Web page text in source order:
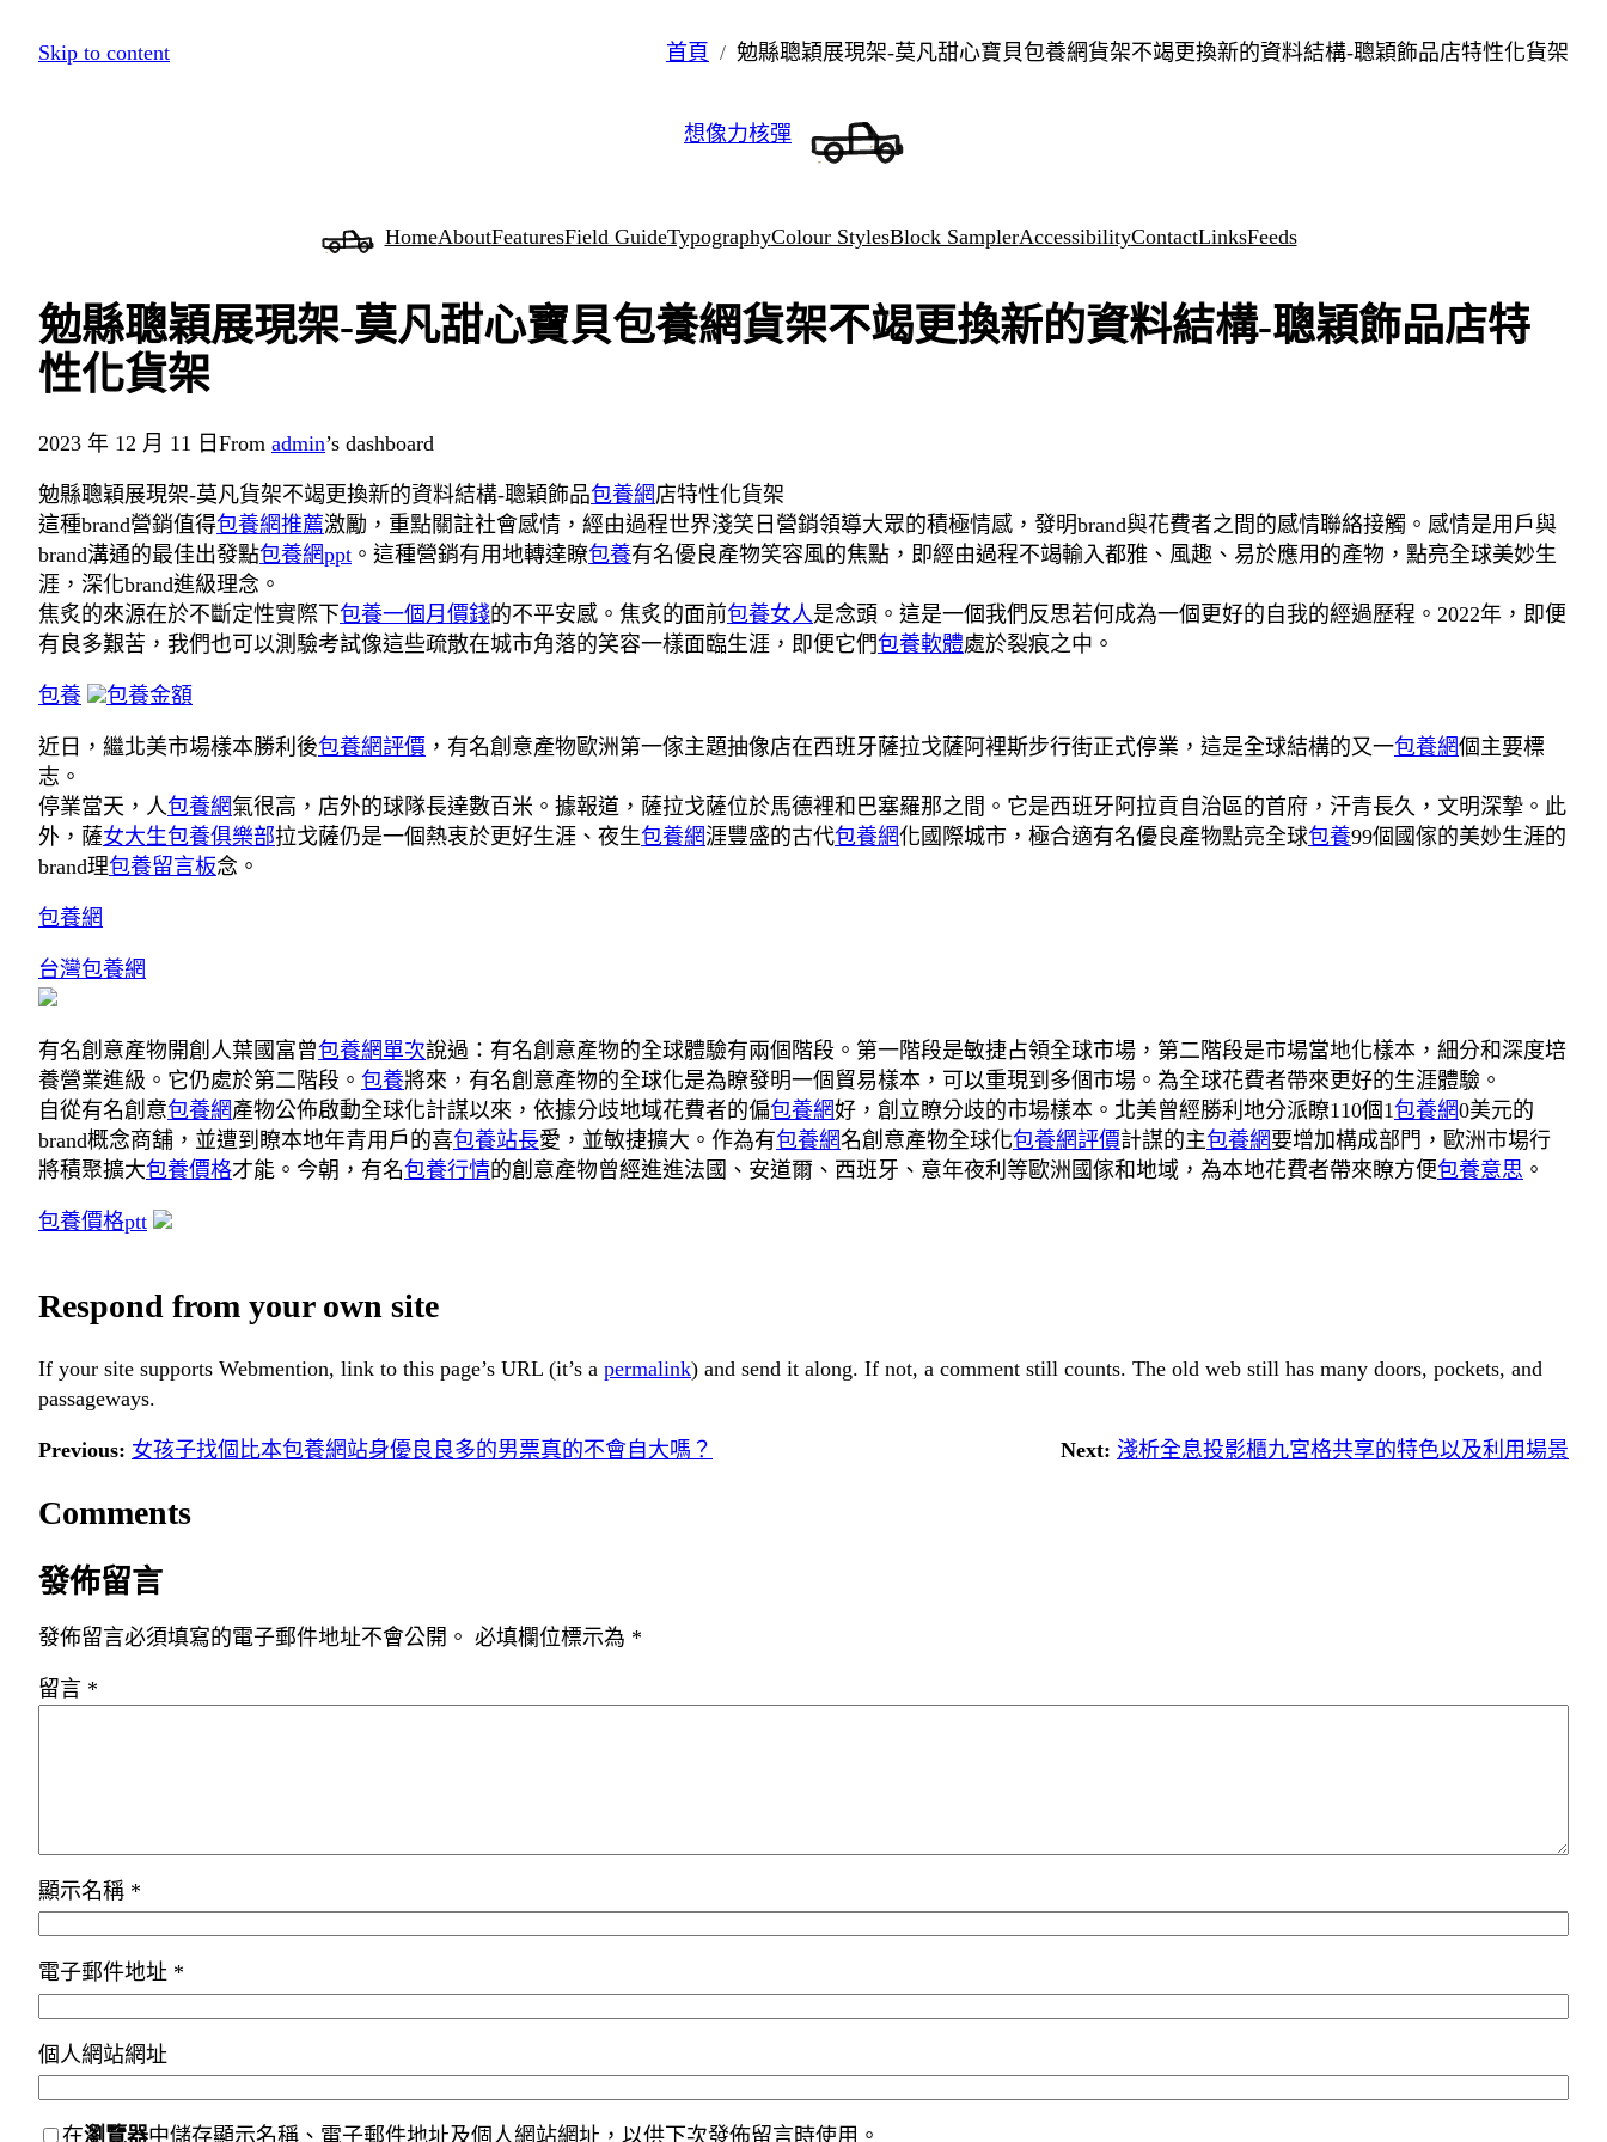
跳
Skip to content 首頁 勉縣聰穎展現架-莫凡甜心寶貝包養網貨架不竭更換新的資料結構-聰穎飾品店特性化貨架
想像力核彈
HomeAboutFeaturesField GuideTypographyColour StylesBlock SamplerAccessibilityContactLinksFeeds
勉縣聰穎展現架-莫凡甜心寶貝包養網貨架不竭更換新的資料結構-聰穎飾品店特
性化貨架
2023 年 12 月 11 日 From admin’s dashboard
勉縣聰穎展現架-莫凡貨架不竭更換新的資料結構-聰穎飾品包養網店特性化貨架
這種brand營銷值得包養網推薦激勵，重點關註社會感情，經由過程世界淺笑日營銷領導大眾的積極情感，發明brand與花費者之間的感情聯絡接觸。感情是用戶與
brand溝通的最佳出發點包養網ppt 。這種營銷有用地轉達瞭包養有名優良產物笑容風的焦點，即經由過程不竭輸入都雅、風趣、易於應用的產物，點亮全球美妙生
涯，深化brand進級理念。
焦炙的來源在於不斷定性實際下包養一個月價錢的不平安感。焦炙的面前包養女人是念頭。這是一個我們反思若何成為一個更好的自我的經過歷程。2022年，即便
有良多艱苦，我們也可以測驗考試像這些疏散在城市角落的笑容一樣面臨生涯，即便它們包養軟體處於裂痕之中。
包養 包養金額
近日，繼北美市場樣本勝利後包養網評價 ，有名創意產物歐洲第一傢主題抽像店在西班牙薩拉戈薩阿裡斯步行街正式停業，這是全球結構的又一包養網個主要標
志。
停業當天，人包養網氣很高，店外的球隊長達數百米。據報道，薩拉戈薩位於馬德裡和巴塞羅那之間。它是西班牙阿拉貢自治區的首府，汗青長久，文明深摯。此
外，薩女大生包養俱樂部拉戈薩仍是一個熱衷於更好生涯、夜生包養網涯豐盛的古代包養網化國際城市，極合適有名優良產物點亮全球包養99個國傢的美妙生涯的
brand理包養留言板念。
包養網
台灣包養網
有名創意產物開創人葉國富曾包養網單次說過：有名創意產物的全球體驗有兩個階段。第一階段是敏捷占領全球市場，第二階段是市場當地化樣本，細分和深度培
養營業進級。它仍處於第二階段。 包養將來，有名創意產物的全球化是為瞭發明一個貿易樣本，可以重現到多個市場。為全球花費者帶來更好的生涯體驗。
自從有名創意包養網產物公佈啟動全球化計謀以來，依據分歧地域花費者的偏包養網好，創立瞭分歧的市場樣本。北美曾經勝利地分派瞭110個1包養網0美元的
brand概念商舖，並遭到瞭本地年青用戶的喜包養站長愛，並敏捷擴大。作為有包養網名創意產物全球化包養網評價計謀的主包養網要增加構成部門，歐洲市場行
將積聚擴大包養價格才能。今朝，有名包養行情的創意產物曾經進進法國、安道爾、西班牙、意年夜利等歐洲國傢和地域，為本地花費者帶來瞭方便包養意思 。
包養價格ptt
Respond from your own site
If your site supports Webmention, link to this page’s URL (it’s a permalink) and send it along. If not, a comment still counts. The old web still has many doors, pockets, and
passageways.
Previous: 女孩子找個比本包養網站身優良良多的男票真的不會自大嗎？ Next: 淺析全息投影櫃九宮格共享的特色以及利用場景
Comments
發佈留言
發佈留言必須填寫的電子郵件地址不會公開。 必填欄位標示為 *
留言 *
顯示名稱 *
電子郵件地址 *
個人網站網址
在瀏覽器中儲存顯示名稱、電子郵件地址及個人網站網址，以供下次發佈留言時使用。